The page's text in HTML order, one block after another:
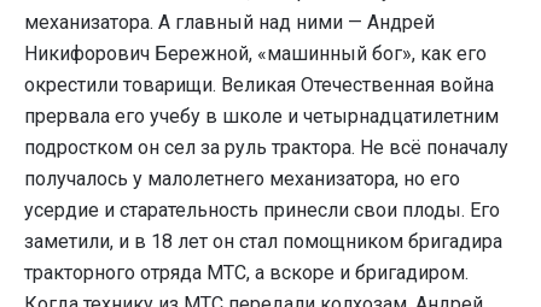
механизатора. А главный над ними — Андрей
Никифорович Бережной, «машинный бог», как его
окрестили товарищи. Великая Отечественная война
прервала его учебу в школе и четырнадцатилетним
подростком он сел за руль трактора. Не всё поначалу
получалось у малолетнего механизатора, но его
усердие и старательность принесли свои плоды. Его
заметили, и в 18 лет он стал помощником бригадира
тракторного отряда МТС, а вскоре и бригадиром.